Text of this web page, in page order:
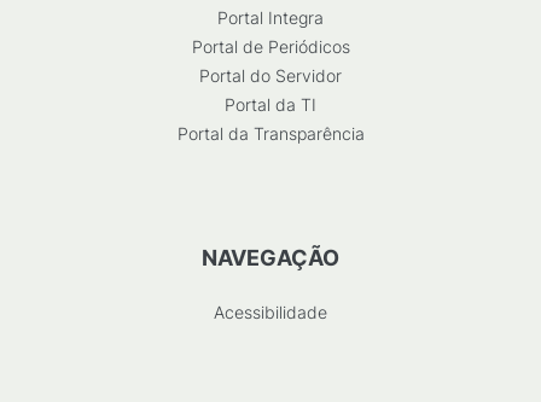
Portal Integra
Portal de Periódicos
Portal do Servidor
Portal da TI
Portal da Transparência
NAVEGAÇÃO
Acessibilidade